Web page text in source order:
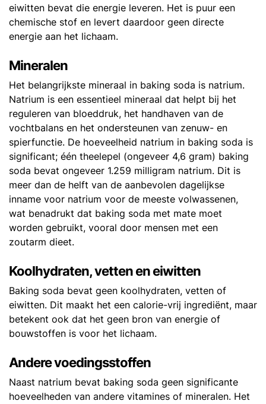
eiwitten bevat die energie leveren. Het is puur een
chemische stof en levert daardoor geen directe
energie aan het lichaam.
Mineralen
Het belangrijkste mineraal in baking soda is natrium.
Natrium is een essentieel mineraal dat helpt bij het
reguleren van bloeddruk, het handhaven van de
vochtbalans en het ondersteunen van zenuw- en
spierfunctie. De hoeveelheid natrium in baking soda is
significant; één theelepel (ongeveer 4,6 gram) baking
soda bevat ongeveer 1.259 milligram natrium. Dit is
meer dan de helft van de aanbevolen dagelijkse
inname voor natrium voor de meeste volwassenen,
wat benadrukt dat baking soda met mate moet
worden gebruikt, vooral door mensen met een
zoutarm dieet.
Koolhydraten, vetten en eiwitten
Baking soda bevat geen koolhydraten, vetten of
eiwitten. Dit maakt het een calorie-vrij ingrediënt, maar
betekent ook dat het geen bron van energie of
bouwstoffen is voor het lichaam.
Andere voedingsstoffen
Naast natrium bevat baking soda geen significante
hoeveelheden van andere vitamines of mineralen. Het